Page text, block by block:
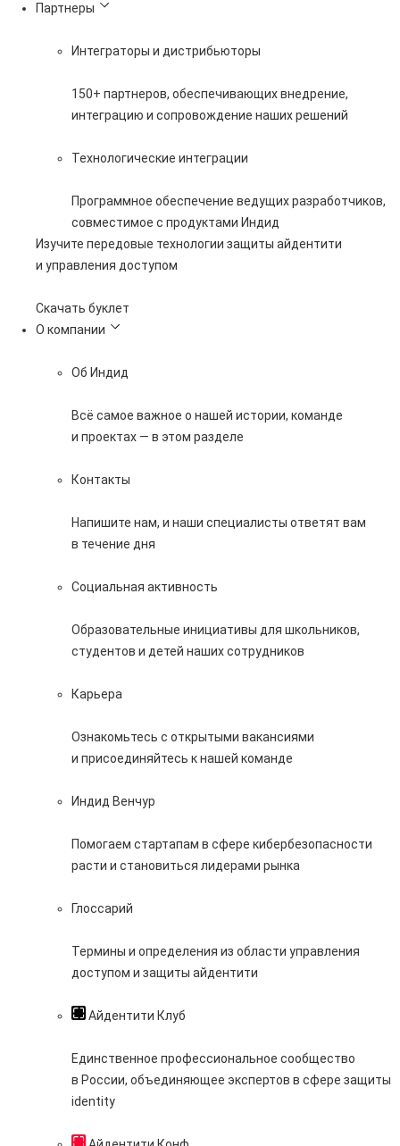
Партнеры
Интеграторы и дистрибьюторы
150+ партнеров, обеспечивающих внедрение,
интеграцию и сопровождение наших решений
Технологические интеграции
Программное обеспечение ведущих разработчиков,
совместимое с продуктами Индид
Изучите передовые технологии защиты айдентити
и управления доступом
Скачать буклет
О компании
Об Индид
Всё самое важное о нашей истории, команде
и проектах — в этом разделе
Контакты
Напишите нам, и наши специалисты ответят вам
в течение дня
Социальная активность
Образовательные инициативы для школьников,
студентов и детей наших сотрудников
Карьера
Ознакомьтесь с открытыми вакансиями
и присоединяйтесь к нашей команде
Индид Венчур
Помогаем стартапам в сфере кибербезопасности
расти и становиться лидерами рынка
Глоссарий
Термины и определения из области управления
доступом и защиты айдентити
Айдентити Клуб
Единственное профессиональное сообщество
в России, объединяющее экспертов в сфере защиты
identity